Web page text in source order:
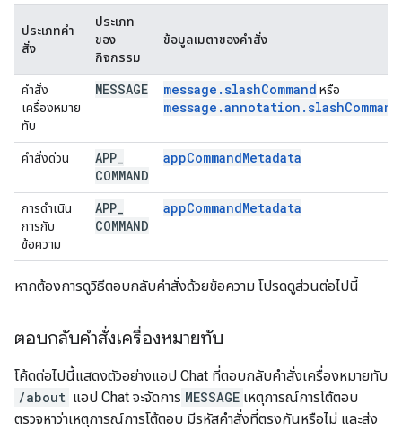
ประเภทคำ
สั่ง
ประเภท
ของ
กิจกรรม
ข้อมูลเมตาของคำสั่ง
คำสั่ง
เครื่องหมาย
ทับ
MESSAGE message.slashCommand หรือ
message.annotation.slashCommand
คำสั่งด่วน APP
COMMAND
appCommandMetadata
การดำเนิน
การกับ
ข้อความ
APP
COMMAND
appCommandMetadata
หากต้องการดูวิธีตอบกลับคำสั่งด้วยข้อความ โปรดดูส่วนต่อไปนี้
ตอบกลับคำสั่งเครื่องหมายทับ
โค้ดต่อไปนี้แสดงตัวอย่างแอป Chat ที่ตอบกลับคำสั่งเครื่องหมายทับ
/about แอป Chat จะจัดการ MESSAGE เหตุการณ์การโต้ตอบ
ตรวจหาว่าเหตุการณ์การโต้ตอบ มีรหัสคำสั่งที่ตรงกันหรือไม่ และส่ง